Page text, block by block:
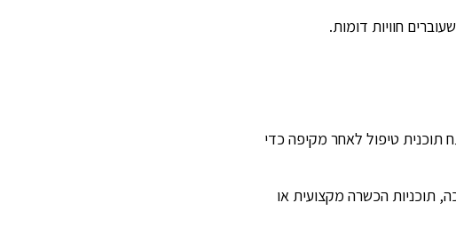
חוויות דומות.
תוכנית טיפול לאחר מקיפה כדי
תוכניות הכשרה מקצועית או